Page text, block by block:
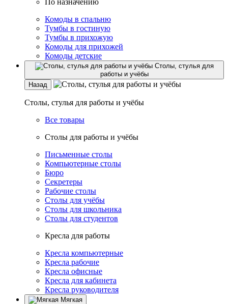
По назначению
Комоды в спальню
Тумбы в гостиную
Тумбы в прихожую
Комоды для прихожей
Комоды детские
Столы, стулья для
работы и учёбы
Назад
Столы, стулья для работы и учёбы
Все товары
Столы для работы и учёбы
Письменные столы
Компьютерные столы
Бюро
Секретеры
Рабочие столы
Столы для учёбы
Столы для школьника
Столы для студентов
Кресла для работы
Кресла компьютерные
Кресла рабочие
Кресла офисные
Кресла для кабинета
Кресла руководителя
Мягкая